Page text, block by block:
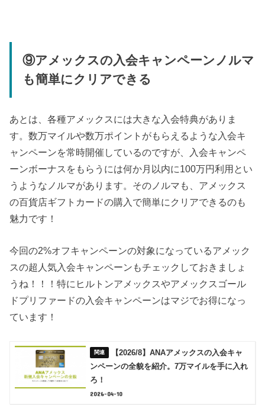
⑨アメックスの入会キャンペーンノルマ
も簡単にクリアできる
あとは、各種アメックスには大きな入会特典がありま
す。数万マイルや数万ポイントがもらえるような入会キ
ャンペーンを常時開催しているのですが、入会キャンペ
ーンボーナスをもらうには何か月以内に100万円利用とい
うようなノルマがあります。そのノルマも、アメックス
の百貨店ギフトカードの購入で簡単にクリアできるのも
魅力です！
今回の2%オフキャンペーンの対象になっているアメック
スの超人気入会キャンペーンもチェックしておきましょ
うね！！！特にヒルトンアメックスやアメックスゴール
ドプリファードの入会キャンペーンはマジでお得になっ
ています！
【2026/8】ANAアメックスの入会キャ
ンペーンの全貌を紹介。7万マイルを手に入れ
ろ！
2026-04-10